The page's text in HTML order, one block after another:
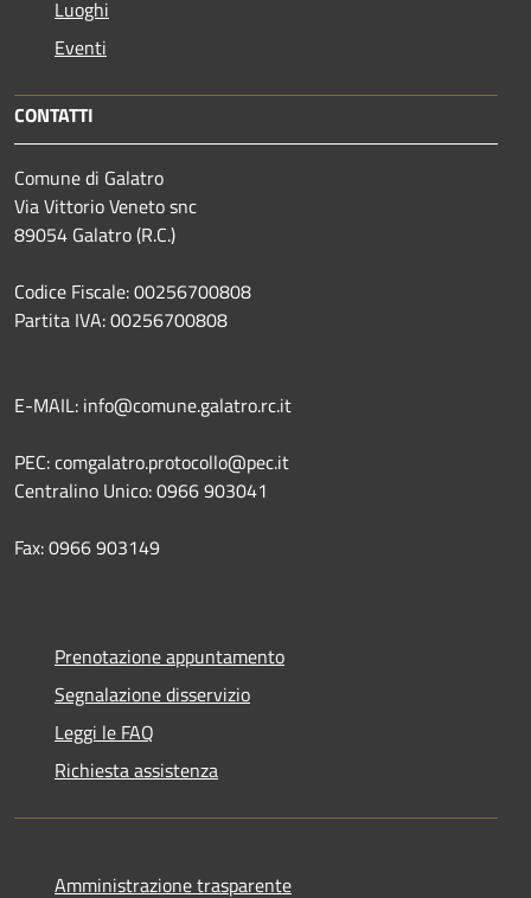
Luoghi
Eventi
CONTATTI
Comune di Galatro
Via Vittorio Veneto snc
89054 Galatro (R.C.)
Codice Fiscale: 00256700808
Partita IVA: 00256700808
E-MAIL: info@comune.galatro.rc.it
PEC: comgalatro.protocollo@pec.it
Centralino Unico: 0966 903041
Fax: 0966 903149
Prenotazione appuntamento
Segnalazione disservizio
Leggi le FAQ
Richiesta assistenza
Amministrazione trasparente